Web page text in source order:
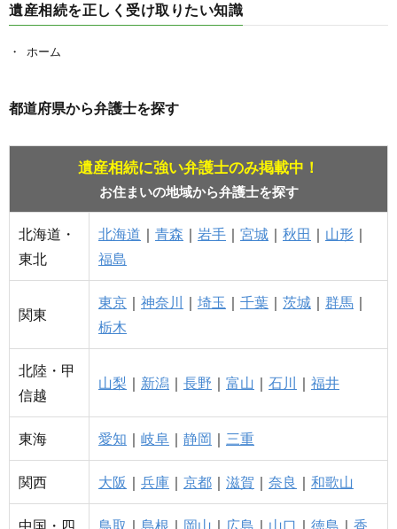
遺産相続を正しく受け取りたい知識
ホーム
都道府県から弁護士を探す
遺産相続に強い弁護士のみ掲載中！
お住まいの地域から弁護士を探す
北海道・
東北
北海道 ｜ 青森 ｜ 岩手 ｜ 宮城 ｜ 秋田 ｜ 山形 ｜
福島
関東
東京 ｜ 神奈川 ｜ 埼玉 ｜ 千葉 ｜ 茨城 ｜ 群馬 ｜
栃木
北陸・甲
信越
山梨 ｜ 新潟 ｜ 長野 ｜ 富山 ｜ 石川 ｜ 福井
東海 愛知 ｜ 岐阜 ｜ 静岡 ｜ 三重
関西 大阪 ｜ 兵庫 ｜ 京都 ｜ 滋賀 ｜ 奈良 ｜ 和歌山
中国・四
鳥取 ｜ 島根 ｜ 岡山 ｜ 広島 ｜ 山口 ｜ 徳島 ｜ 香